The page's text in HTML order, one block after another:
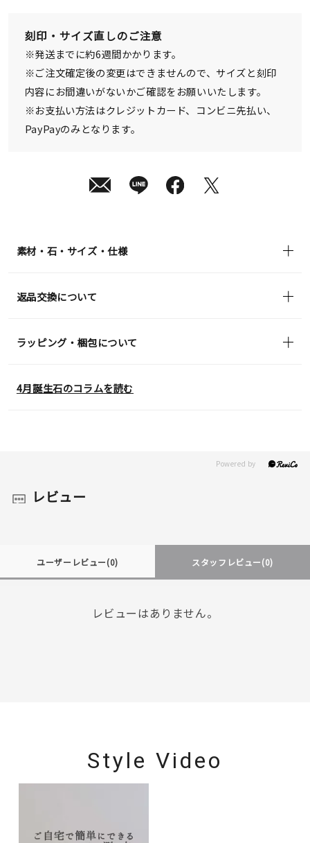
送
¥70,400 (tax
in)
刻印・サイズ直しのご注意
※発送までに約6週間かかります。
※ご注文確定後の変更はできませんので、サイズと刻印
内容にお間違いがないかご確認をお願いいたします。
※お支払い方法はクレジットカード、コンビニ先払い、
PayPayのみとなります。
素材・石・サイズ・仕様
返品交換について
ラッピング・梱包について
4月誕生石のコラムを読む
レビュー
ユーザーレビュー(0) スタッフレビュー(0)
レビューはありません。
Style Video